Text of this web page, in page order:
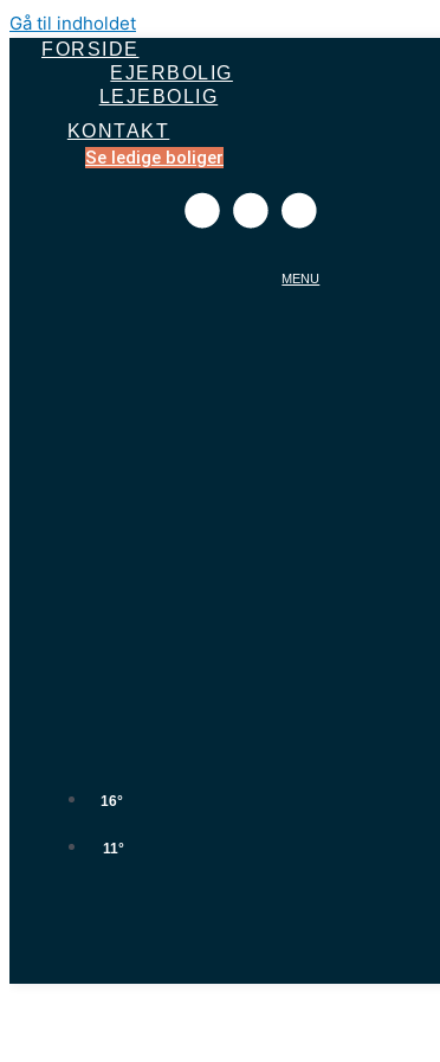
Gå til indholdet
FORSIDE
EJERBOLIG
LEJEBOLIG
KONTAKT
Se ledige boliger
MENU
16°
11°